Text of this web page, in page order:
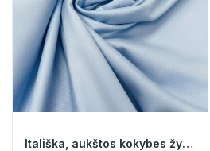
Itališka, aukštos kokybes žydra kostiumine...